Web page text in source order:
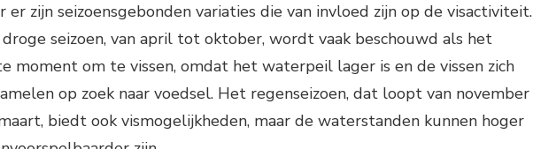
er zijn seizoensgebonden variaties die van invloed zijn op de visactiviteit.
seizoen, van april tot oktober, wordt vaak beschouwd als het
moment om te vissen, omdat het waterpeil lager is en de vissen zich
op zoek naar voedsel. Het regenseizoen, dat loopt van november
biedt ook vismogelijkheden, maar de waterstanden kunnen hoger